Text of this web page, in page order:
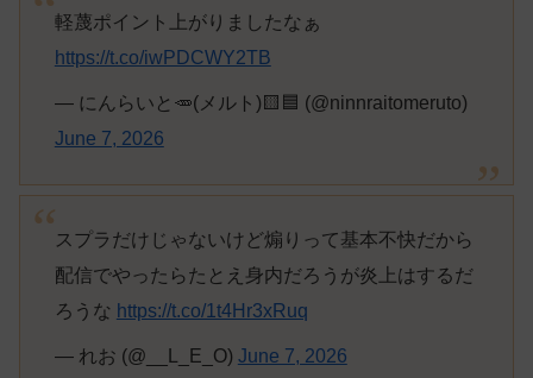
軽蔑ポイント上がりましたなぁ
https://t.co/iwPDCWY2TB
— にんらいと🥕(メルト)🟨🟦 (@ninnraitomeruto)
June 7, 2026
スプラだけじゃないけど煽りって基本不快だから
配信でやったらたとえ身内だろうが炎上はするだ
ろうな https://t.co/1t4Hr3xRuq
— れお (@__L_E_O) June 7, 2026